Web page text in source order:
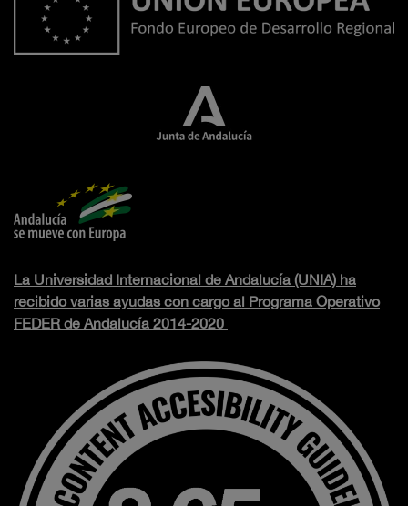
La Universidad Internacional de Andalucía (UNIA) ha
recibido varias ayudas con cargo al Programa Operativo
FEDER de Andalucía 2014-2020